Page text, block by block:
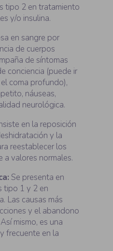
tipo 2 en tratamiento
y/o insulina.
en sangre por
de cuerpos
de síntomas
conciencia (puede ir
coma profundo),
náuseas,
neurológica.
en la reposición
y la
reestablecer los
a valores normales.
Se presenta en
tipo 1 y 2 en
Las causas más
y el abandono
mismo, es una
frecuente en la